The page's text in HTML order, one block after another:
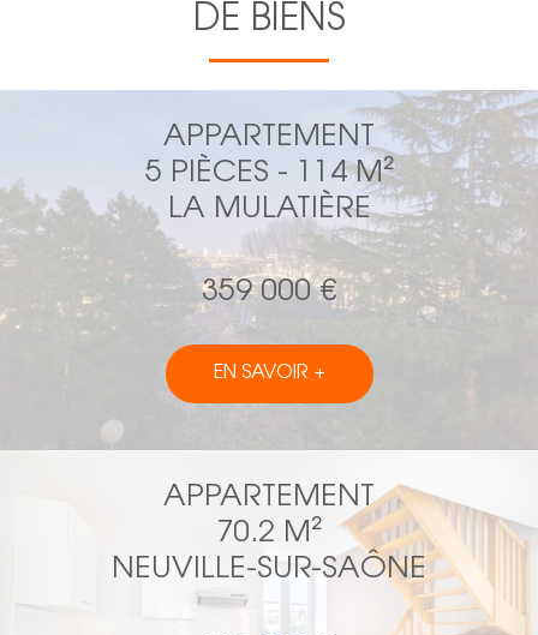
DE BIENS
APPARTEMENT
5 PIÈCES - 114 M²
LA MULATIÈRE
359 000 €
EN SAVOIR +
APPARTEMENT
70.2 M²
NEUVILLE-SUR-SAÔNE